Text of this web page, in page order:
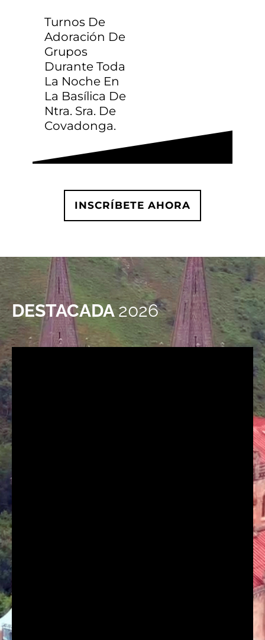
Turnos De
Adoración De
Grupos
Durante Toda
La Noche En
La Basílica De
Ntra. Sra. De
Covadonga.
Autobús Cantabria
(solo vuelta)
Autobús desde
Zaragoza (Ida y
INSCRÍBETE AHORA
DESTACADA2026